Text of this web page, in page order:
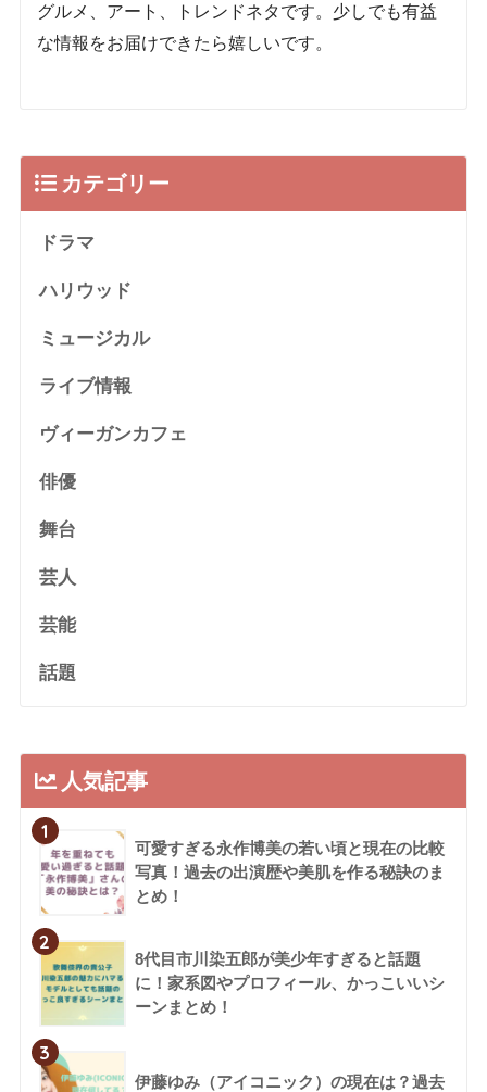
グルメ、アート、トレンドネタです。少しでも有益
な情報をお届けできたら嬉しいです。
カテゴリー
ドラマ
ハリウッド
ミュージカル
ライブ情報
ヴィーガンカフェ
俳優
舞台
芸人
芸能
話題
人気記事
1
可愛すぎる永作博美の若い頃と現在の比較
写真！過去の出演歴や美肌を作る秘訣のま
とめ！
2
8代目市川染五郎が美少年すぎると話題
に！家系図やプロフィール、かっこいいシ
ーンまとめ！
3
伊藤ゆみ（アイコニック）の現在は？過去